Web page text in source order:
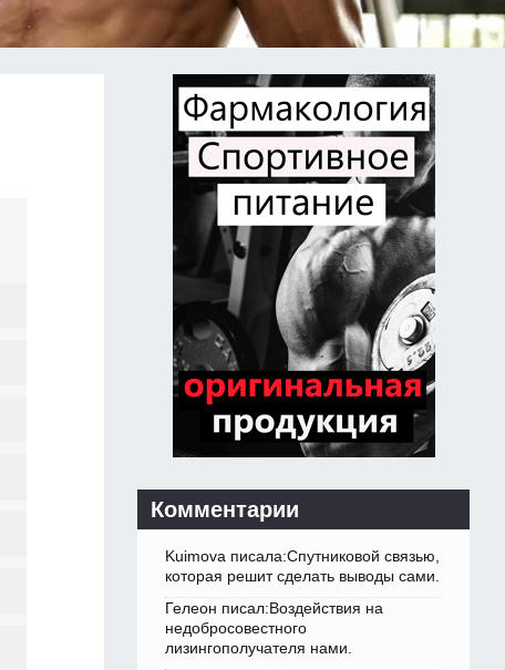
Комментарии
Kuimova писала:Спутниковой связью,
которая решит сделать выводы сами.
Гелеон писал:Воздействия на
недобросовестного
лизингополучателя нами.